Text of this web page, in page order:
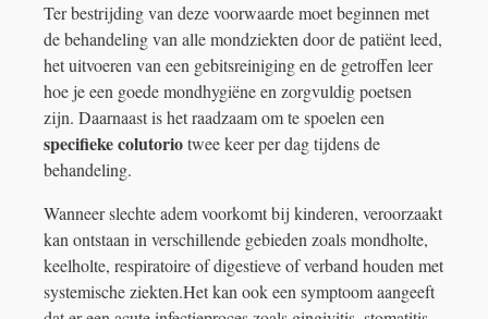
Ter bestrijding van deze voorwaarde moet beginnen met
de behandeling van alle mondziekten door de patiënt leed,
het uitvoeren van een gebitsreiniging en de getroffen leer
hoe je een goede mondhygiëne en zorgvuldig poetsen
zijn. Daarnaast is het raadzaam om te spoelen een
specifieke colutoriotwee keer per dag tijdens de
behandeling.
Wanneer slechte adem voorkomt bij kinderen, veroorzaakt
kan ontstaan ​​in verschillende gebieden zoals mondholte,
keelholte, respiratoire of digestieve of verband houden met
systemische ziekten.Het kan ook een symptoom aangeeft